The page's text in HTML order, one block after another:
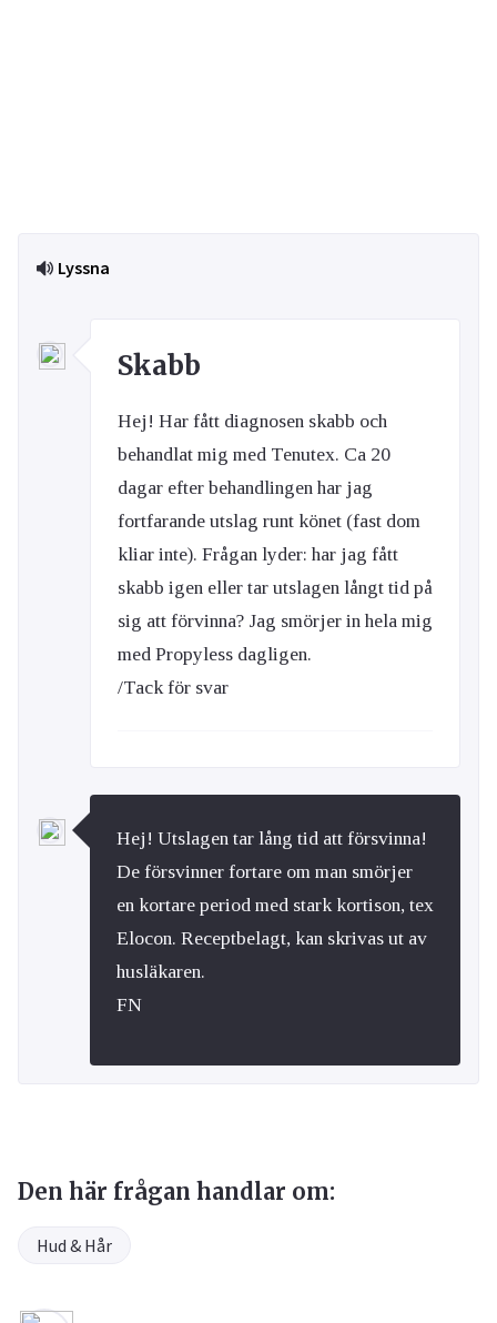
Lyssna
Skabb
Hej! Har fått diagnosen skabb och
behandlat mig med Tenutex. Ca 20
dagar efter behandlingen har jag
fortfarande utslag runt könet (fast dom
kliar inte). Frågan lyder: har jag fått
skabb igen eller tar utslagen långt tid på
sig att förvinna? Jag smörjer in hela mig
med Propyless dagligen.
/Tack för svar
Hej! Utslagen tar lång tid att försvinna!
De försvinner fortare om man smörjer
en kortare period med stark kortison, tex
Elocon. Receptbelagt, kan skrivas ut av
husläkaren.
FN
Den här frågan handlar om:
Hud & Hår